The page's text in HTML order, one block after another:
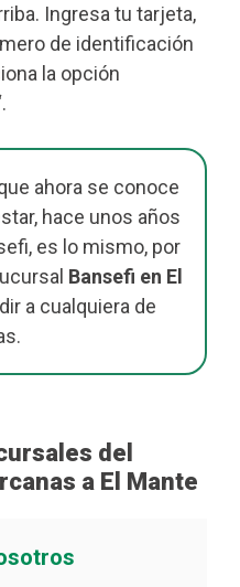
Ingresa tu tarjeta,
de identificación
la opción
ahora se conoce
hace unos años
es lo mismo, por
Bansefi en El
a cualquiera de
del
a El Mante